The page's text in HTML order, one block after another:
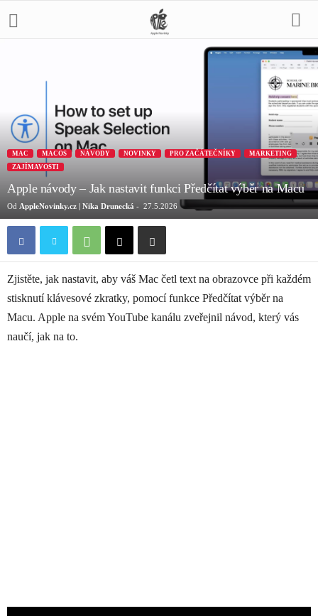
MAC MACOS NÁVODY NOVINKY PRO ZAČÁTEČNÍKY
MARKETING
ZAJÍMAVOSTI
Apple návody – Jak nastavit funkci Předčítat výběr na Macu
Od AppleNovinky.cz | Nika Drunecká - 27.5.2026
Zjistěte, jak nastavit, aby váš Mac četl text na obrazovce při každém
stisknutí klávesové zkratky, pomocí funkce Předčítat výběr na
Macu. Apple na svém YouTube kanálu zveřejnil návod, který vás
naučí, jak na to.